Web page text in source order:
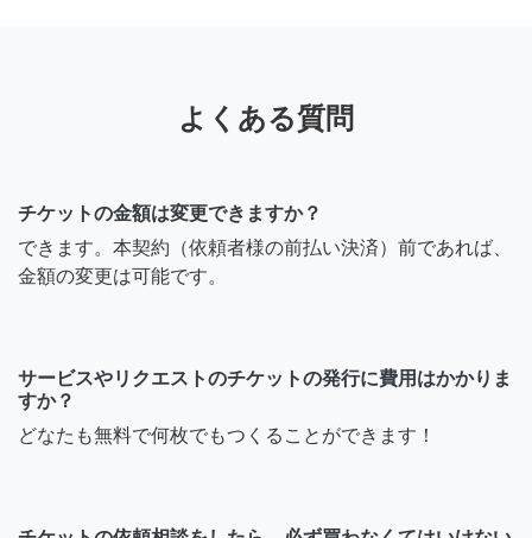
よくある質問
チケットの金額は変更できますか？
できます。本契約（依頼者様の前払い決済）前であれば、
金額の変更は可能です。
サービスやリクエストのチケットの発行に費用はかかりま
すか？
どなたも無料で何枚でもつくることができます！